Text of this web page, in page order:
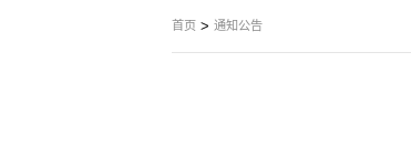
首页> 通知公告